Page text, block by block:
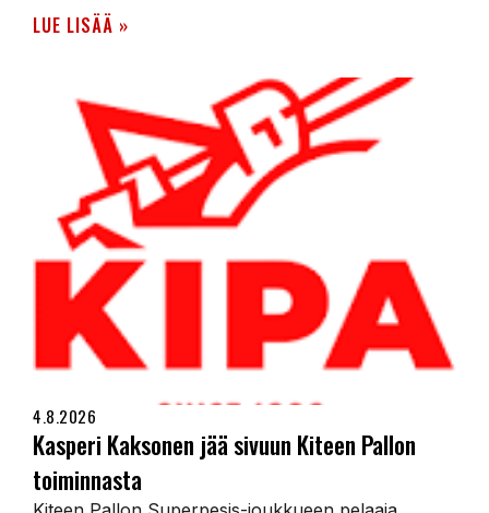
LUE LISÄÄ »
4.8.2026
Kasperi Kaksonen jää sivuun Kiteen Pallon
toiminnasta